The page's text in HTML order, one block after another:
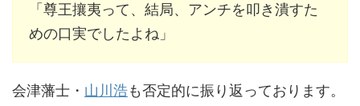
「尊王攘夷って、結局、アンチを叩き潰すた
めの口実でしたよね」
会津藩士・ 山川浩も否定的に振り返っております。